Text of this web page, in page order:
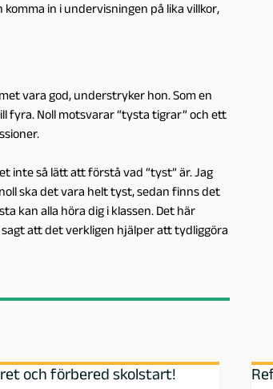
in i undervisningen på lika villkor,
vara god, understryker hon. Som en
fyra. Noll motsvarar “tysta tigrar” och ett
inte så lätt att förstå vad “tyst” är. Jag
ska det vara helt tyst, sedan finns det
kan alla höra dig i klassen. Det här
att det verkligen hjälper att tydliggöra
och förbered skolstart!